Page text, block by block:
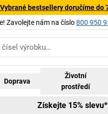
bestsellery doručíme
Zavolejte nám na číslo800 950
Doprava
Životní
prostředí
Získejte 15%